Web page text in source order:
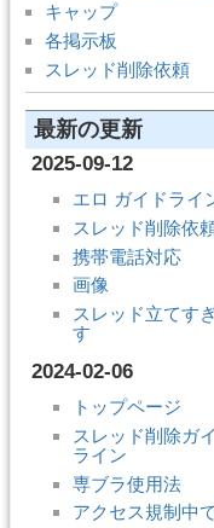
キャップ
各掲示板
スレッド削除依頼
最新の更新
2025-09-12
エロ ガイドライ
スレッド削除依
携帯電話対応
画像
スレッド立てす
す
2024-02-06
トップページ
スレッド削除ガ
ライン
専ブラ使用法
アクセス規制中